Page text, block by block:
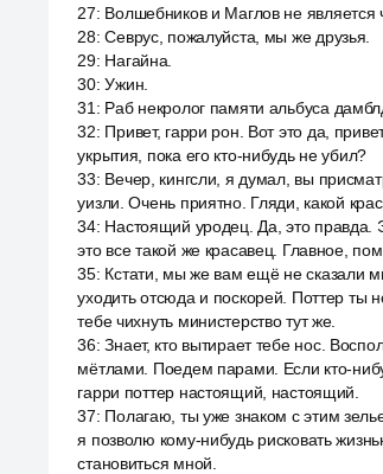
27: Волшебников и Маглов не является
28:Севрус, пожалуйста, мы же друзья.
29: Нагайна.
30:Ужин.
31 : Раб некролог памяти альбуса
32: Привет, гарри рон. Вот это да,
укрытия, пока его кто-нибудь не убил?
33: Вечер, кингсли, я думал, вы
уизли. Очень приятно. Гляди, какой
34: Настоящий уродец. Да, это
это все такой же красавец. Главное,
35: Кстати, мы же вам ещё не сказали
уходить отсюда и поскорей. Поттер ты
тебе чихнуть министерство тут же.
36:Знает, кто вытирает тебе нос.
мётлами. Поедем парами. Если кто-
гарри поттер настоящий, настоящий.
37: Полагаю, ты уже знаком с этим
я позволю кому-нибудь рисковать
становиться мной.